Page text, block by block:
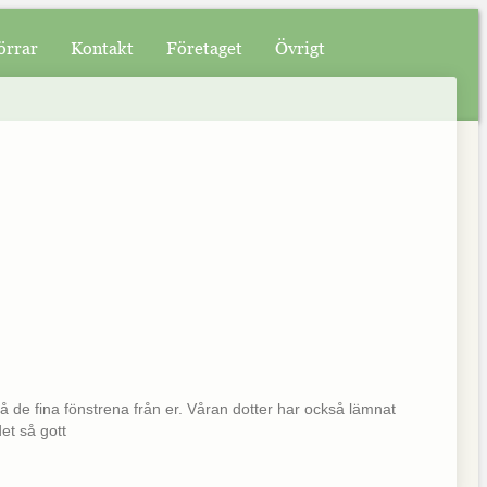
Kontakt Företaget Övrigt
de fina fönstrena från er. Våran dotter har också lämnat
så gott